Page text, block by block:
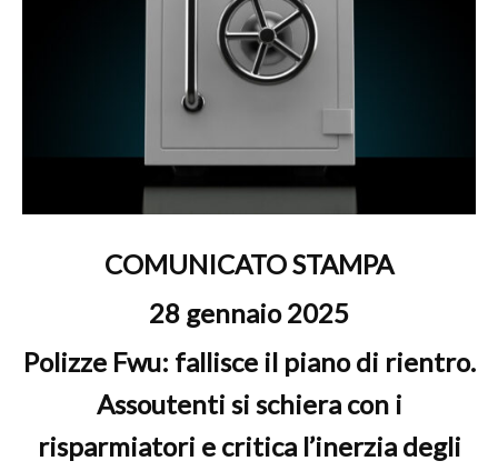
COMUNICATO STAMPA
28 gennaio 2025
Polizze Fwu: fallisce il piano di rientro.
Assoutenti si schiera con i
risparmiatori e critica l’inerzia degli